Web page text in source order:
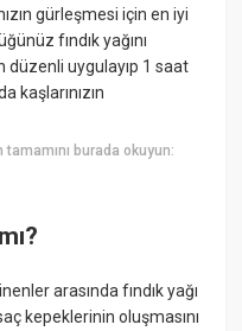
gürleşmesi için en iyi
fındık yağını
düzenli uygulayıp 1 saat
kaşlarınızın
tamamını burada okuyun:
arasında fındık yağı
kepeklerinin oluşmasını